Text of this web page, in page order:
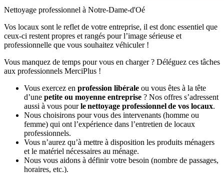
Nettoyage professionnel à Notre-Dame-d'Oé
Vos locaux sont le reflet de votre entreprise, il est donc essentiel que
ceux-ci restent propres et rangés pour l’image sérieuse et
professionnelle que vous souhaitez véhiculer !
Vous manquez de temps pour vous en charger ? Déléguez ces tâches
aux professionnels MerciPlus !
Vous exercez en profession libérale ou vous êtes à la tête
d’une petite ou moyenne entreprise ? Nos offres s’adressent
aussi à vous pourle nettoyage professionnel de vos locaux.
Nous choisirons pour vous des intervenants (homme ou
femme) qui ont l’expérience dans l’entretien de locaux
professionnels.
Vous n’aurez qu’à mettre à disposition les produits ménagers
et le matériel nécessaires au ménage.
Nous vous aidons à définir votre besoin (nombre de passages,
horaires, etc.).